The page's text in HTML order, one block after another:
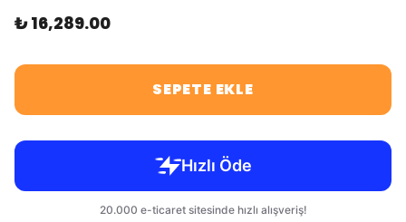
₺ 16,289.00
SEPETE EKLE